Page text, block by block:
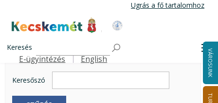
Ugrás a fő tartalomhoz
Kecskemét Város Honlapja
Keresés
Felső navigáció
E-ügyintézés English VÁROSUNK
Keresőszó